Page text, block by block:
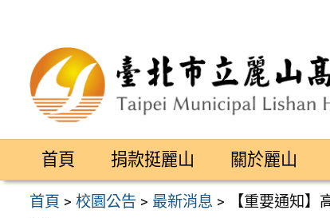
區
首頁 捐款挺麗山 關於麗山
首頁 >校園公告 > 最新消息 >
【重要通知